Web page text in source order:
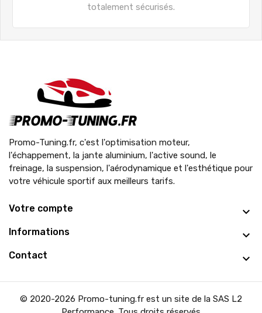
totalement sécurisés.
Promo-Tuning.fr, c'est l'optimisation moteur,
l'échappement, la jante aluminium, l'active sound, le
freinage, la suspension, l'aérodynamique et l'esthétique pour
votre véhicule sportif aux meilleurs tarifs.
Votre compte
Informations
Contact
© 2020-2026 Promo-tuning.fr est un site de la SAS L2